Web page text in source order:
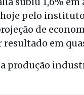
pelo
de
resultado em
produção